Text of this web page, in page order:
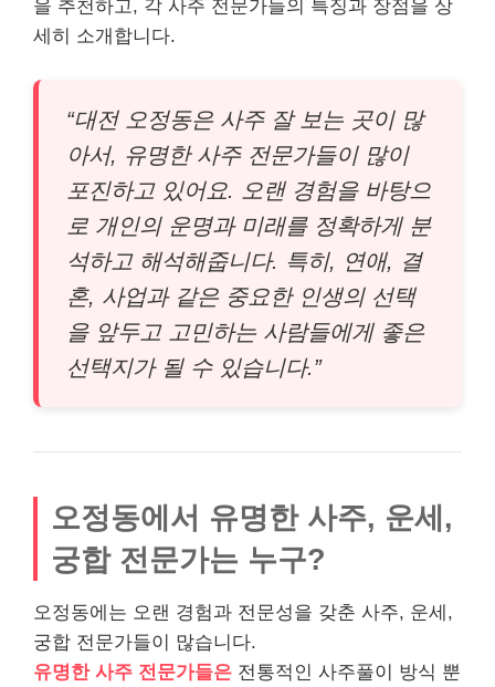
을 추천하고, 각 사주 전문가들의 특징과 장점을 상
세히 소개합니다.
“대전 오정동은 사주 잘 보는 곳이 많
아서, 유명한 사주 전문가들이 많이
포진하고 있어요. 오랜 경험을 바탕으
로 개인의 운명과 미래를 정확하게 분
석하고 해석해줍니다. 특히, 연애, 결
혼, 사업과 같은 중요한 인생의 선택
을 앞두고 고민하는 사람들에게 좋은
선택지가 될 수 있습니다.”
오정동에서 유명한 사주, 운세,
궁합 전문가는 누구?
오정동에는 오랜 경험과 전문성을 갖춘 사주, 운세,
궁합 전문가들이 많습니다.
유명한 사주 전문가들은 전통적인 사주풀이 방식 뿐